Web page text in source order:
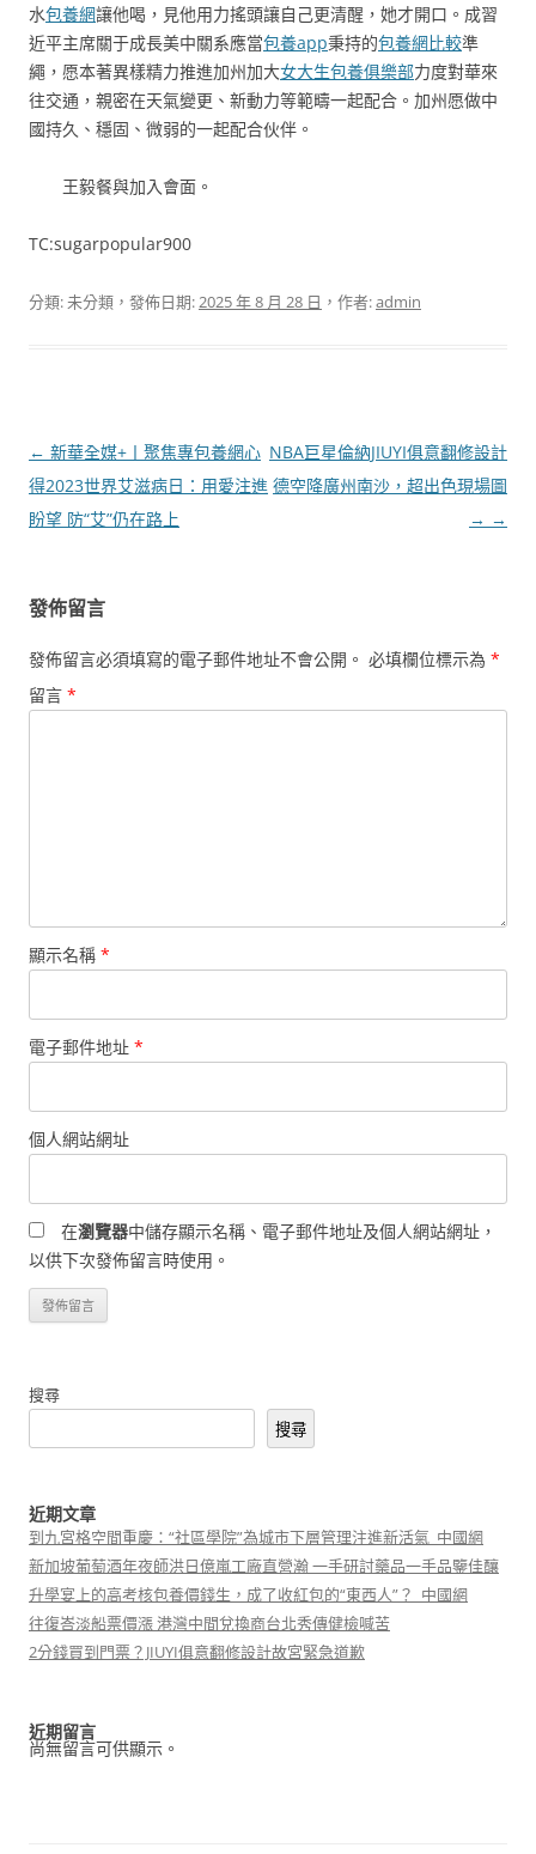
水包養網讓他喝，見他用力搖頭讓自己更清醒，她才開口。成習
近平主席關于成長美中關系應當包養app秉持的包養網比較準
繩，愿本著異樣精力推進加州加大女大生包養俱樂部力度對華來
往交通，親密在天氣變更、新動力等範疇一起配合。加州愿做中
國持久、穩固、微弱的一起配合伙伴。
王毅餐與加入會面。
TC:sugarpopular900
分類: 未分類，發佈日期:2025 年 8 月 28 日 ，作者:admin
文
章
導
← 新華全媒+丨聚焦專包養網心
得2023世界艾滋病日：用愛注進
盼望 防“艾”仍在路上
NBA巨星倫納JIUYI俱意翻修設計
德空降廣州南沙，超出色現場圖
→ →
發佈留言
發佈留言必須填寫的電子郵件地址不會公開。 必填欄位標示為 *
留言 *
顯示名稱 *
電子郵件地址 *
個人網站網址
在瀏覽器中儲存顯示名稱、電子郵件地址及個人網站網址，
以供下次發佈留言時使用。
搜尋
搜尋
近期文章
到九宮格空間重慶：“社區學院”為城市下層管理注進新活氣_中國網
新加坡葡萄酒年夜師洪日億嵐工廠直營瀚 一手研討藥品一手品鑒佳釀
升學宴上的高考核包養價錢生，成了收紅包的“東西人”？_中國網
往復峇淡船票價漲 港灣中間兌換商台北秀傳健檢喊苦
2分錢買到門票？JIUYI俱意翻修設計故宮緊急道歉
近期留言
尚無留言可供顯示。